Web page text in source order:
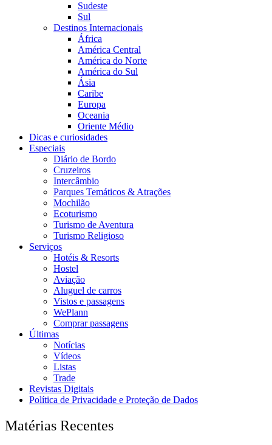
Sudeste
Sul
Destinos Internacionais
África
América Central
América do Norte
América do Sul
Ásia
Caribe
Europa
Oceania
Oriente Médio
Dicas e curiosidades
Especiais
Diário de Bordo
Cruzeiros
Intercâmbio
Parques Temáticos & Atrações
Mochilão
Ecoturismo
Turismo de Aventura
Turismo Religioso
Serviços
Hotéis & Resorts
Hostel
Aviação
Aluguel de carros
Vistos e passagens
WePlann
Comprar passagens
Últimas
Notícias
Vídeos
Listas
Trade
Revistas Digitais
Política de Privacidade e Proteção de Dados
Matérias Recentes